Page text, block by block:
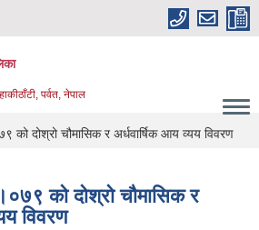
पर्वत, नेपाल
दोश्रो चौमासिक र अर्धवार्षिक आय व्यय विवरण
को दोश्रो चौमासिक र
विवरण